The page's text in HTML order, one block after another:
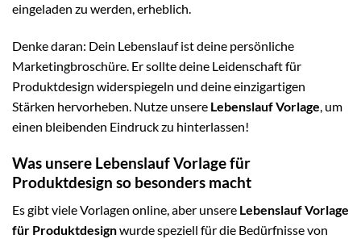
eingeladen zu werden, erheblich.
Denke daran: Dein Lebenslauf ist deine persönliche
Marketingbroschüre. Er sollte deine Leidenschaft für
Produktdesign widerspiegeln und deine einzigartigen
Stärken hervorheben. Nutze unsere Lebenslauf Vorlage, um
einen bleibenden Eindruck zu hinterlassen!
Was unsere Lebenslauf Vorlage für
Produktdesign so besonders macht
Es gibt viele Vorlagen online, aber unsere Lebenslauf Vorlage
für Produktdesignwurde speziell für die Bedürfnisse von